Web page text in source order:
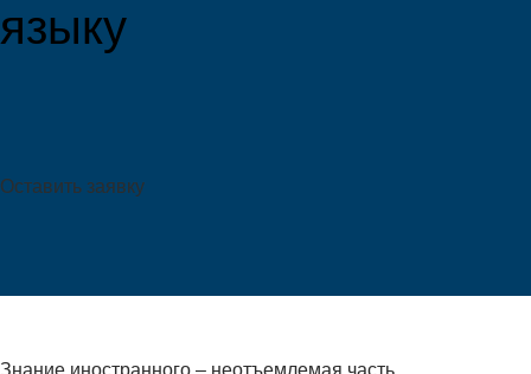
языку
Оставить заявку
Знание иностранного – неотъемлемая часть